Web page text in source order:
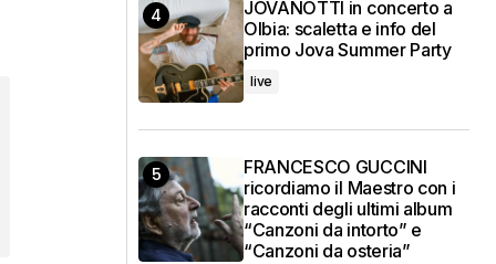
JOVANOTTI in concerto a
Olbia: scaletta e info del
primo Jova Summer Party
live
FRANCESCO GUCCINI
ricordiamo il Maestro con i
racconti degli ultimi album
“Canzoni da intorto” e
“Canzoni da osteria”